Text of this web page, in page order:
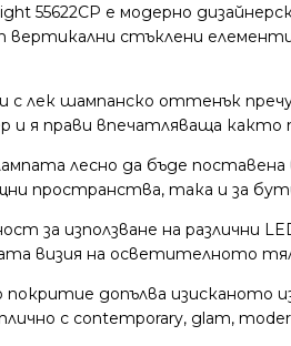
55622CP е модерно
вертикални стъклени
лек шампанско оттенък
я прави впечатляваща както
лесно да бъде
пространства, така и за
за използване на
визия на осветителното
допълва изисканото
с contemporary, glam,